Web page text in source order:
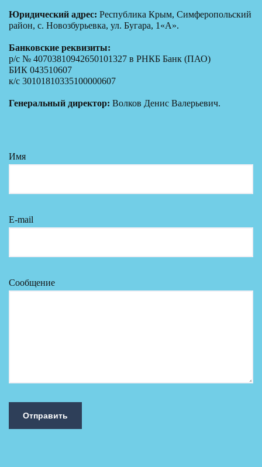
Юридический адрес: Республика Крым, Симферопольский
район, с. Новозбурьевка, ул. Бугара, 1«А».
Банковские реквизиты:
р/с № 40703810942650101327 в РНКБ Банк (ПАО)
БИК 043510607
к/с 30101810335100000607
Генеральный директор: Волков Денис Валерьевич.
Имя
E-mail
Сообщение
Отправить